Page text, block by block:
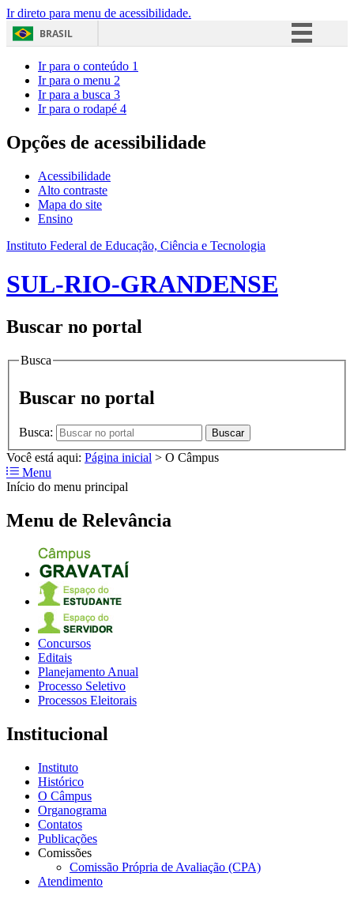
Ir direto para menu de acessibilidade.
BRASIL
Acesso à informação
Ir para o conteúdo 1
Ir para o menu 2
Ir para a busca 3
Ir para o rodapé 4
Opções de acessibilidade
Acessibilidade
Alto contraste
Mapa do site
Ensino
Instituto Federal de Educação, Ciência e Tecnologia
SUL-RIO-GRANDENSE
Buscar no portal
Busca
Buscar no portal
Busca: Buscar
Você está aqui: Página inicial > O Câmpus
Menu
Início do menu principal
Menu de Relevância
Concursos
Editais
Planejamento Anual
Processo Seletivo
Processos Eleitorais
Institucional
Instituto
Histórico
O Câmpus
Organograma
Contatos
Publicações
Comissões
Comissão Própria de Avaliação (CPA)
Atendimento